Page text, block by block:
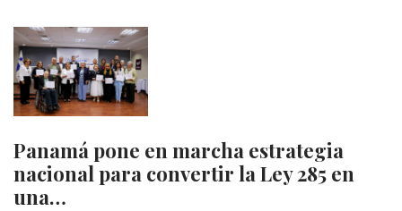
Panamá pone en marcha estrategia
nacional para convertir la Ley 285 en
una…